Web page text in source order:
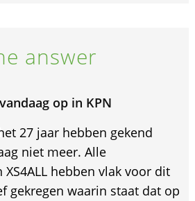
answer
op in KPN
27 jaar hebben gekend
niet meer. Alle
hebben vlak voor dit
gekregen waarin staat dat op